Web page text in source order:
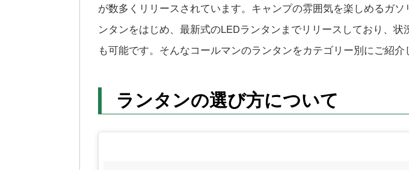
が数多くリリースされています。キャンプの雰囲気を楽しめるガソ
ンタンをはじめ、最新式のLEDランタンまでリリースしており、状
も可能です。そんなコールマンのランタンをカテゴリー別にご紹介
ランタンの選び方について